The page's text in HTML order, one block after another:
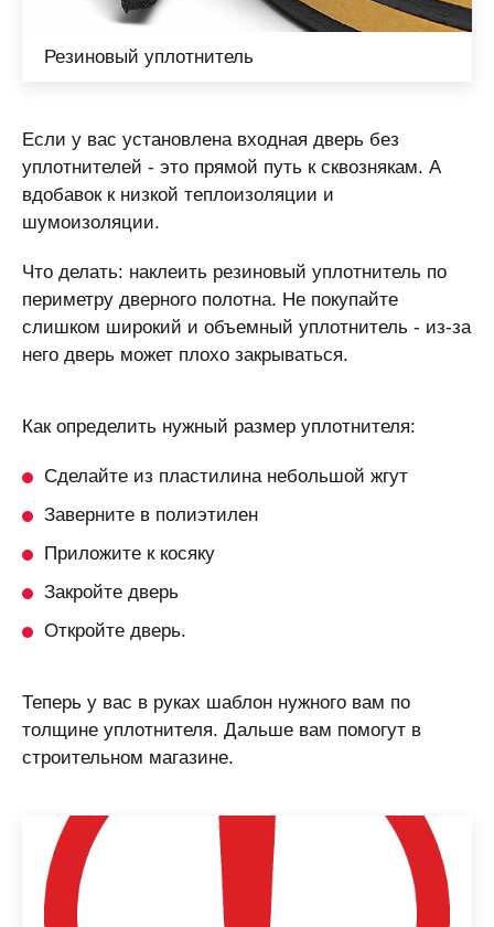
Резиновый уплотнитель
Если у вас установлена входная дверь без
уплотнителей - это прямой путь к сквознякам. А
вдобавок к низкой теплоизоляции и
шумоизоляции.
Что делать: наклеить резиновый уплотнитель по
периметру дверного полотна. Не покупайте
слишком широкий и объемный уплотнитель - из-за
него дверь может плохо закрываться.
Как определить нужный размер уплотнителя:
Сделайте из пластилина небольшой жгут
Заверните в полиэтилен
Приложите к косяку
Закройте дверь
Откройте дверь.
Теперь у вас в руках шаблон нужного вам по
толщине уплотнителя. Дальше вам помогут в
строительном магазине.